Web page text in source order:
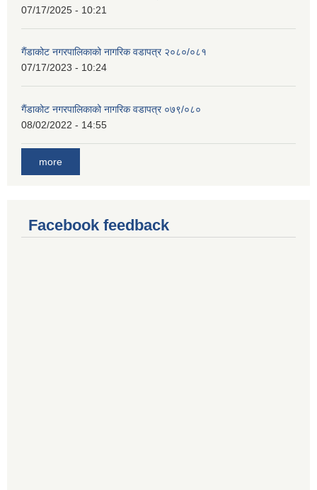
07/17/2025 - 10:21
गैंडाकोट नगरपालिकाको नागरिक वडापत्र २०८०/०८१
07/17/2023 - 10:24
गैंडाकोट नगरपालिकाको नागरिक वडापत्र ०७९/०८०
08/02/2022 - 14:55
more
Facebook feedback